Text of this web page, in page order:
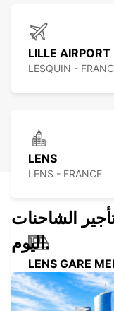
LILLE AIRPORT
LESQUIN -
LENS
LENS - FRANCE
LENS GARE
LENS - FRANCE
الشاحنات
اليوم.